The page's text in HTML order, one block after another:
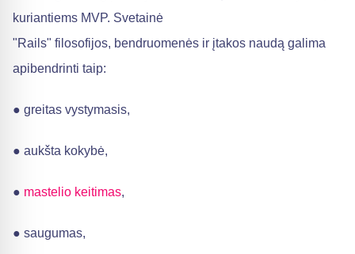
kuriantiems MVP. Svetainė
"Rails" filosofijos, bendruomenės ir įtakos naudą galima
apibendrinti taip:
● greitas vystymasis,
● aukšta kokybė,
● mastelio keitimas,
● saugumas,